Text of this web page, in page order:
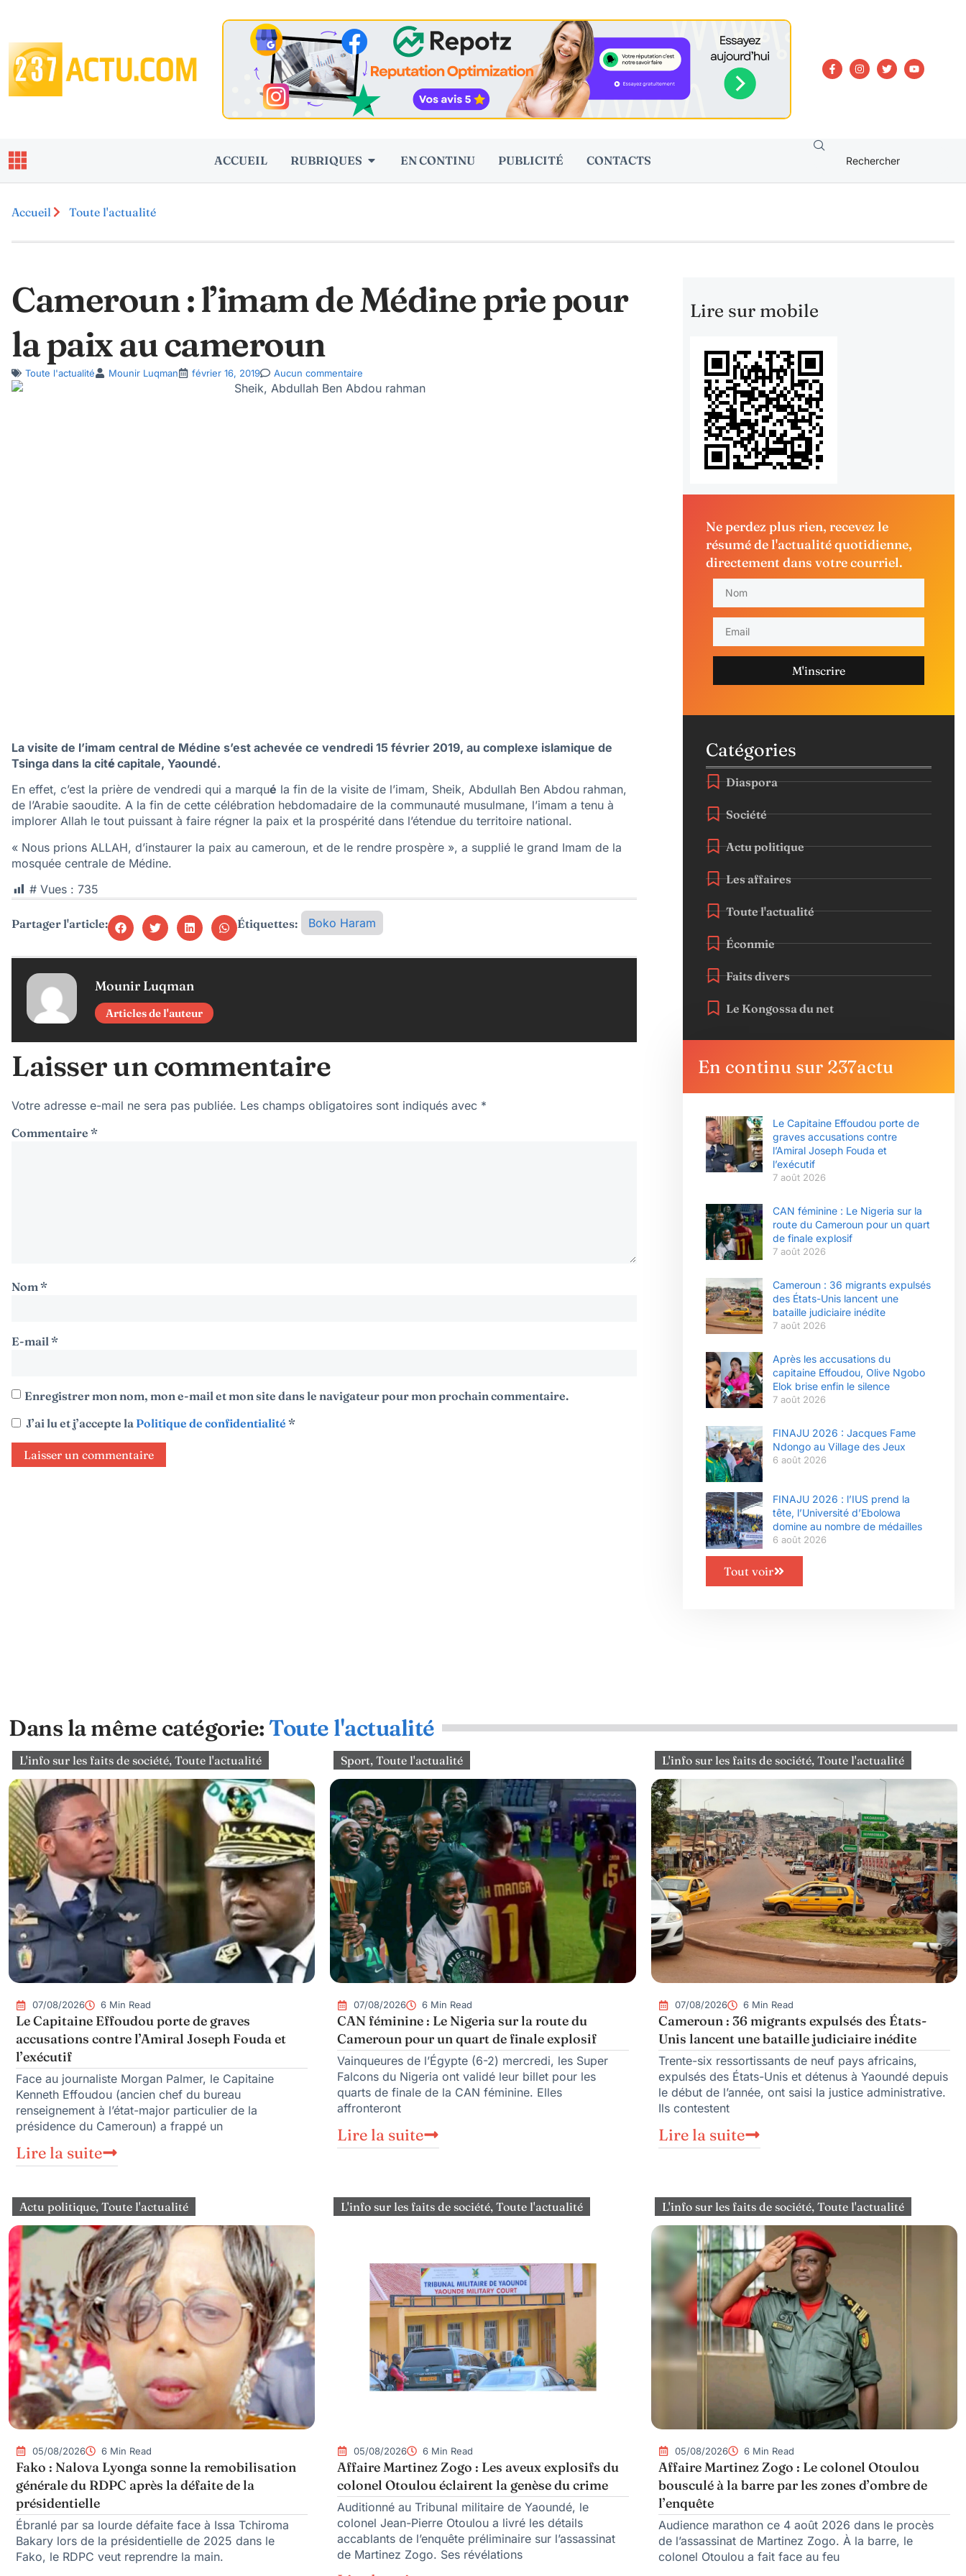
ACCUEIL RUBRIQUES EN CONTINU PUBLICITÉ CONTACTS
Accueil Toute l'actualité
Cameroun : l’imam de Médine prie pour
la paix au cameroun
Toute l'actualité Mounir Luqman février 16, 2019 Aucun commentaire
La visite de l’imam central de Médine s’est achevée ce vendredi 15 février 2019, au complexe islamique de
Tsinga dans la citécapitale, Yaoundé.
En effet, c’est la prière de vendredi qui a marqué la fin de la visite de l’imam, Sheik, Abdullah Ben Abdou rahman,
de l’Arabie saoudite. A la fin de cette célébration hebdomadaire de la communauté musulmane, l’imam a tenu à
implorer Allah le tout puissant à faire régner la paix et la prospérité dans l’étendue du territoire national.
« Nous prions ALLAH, d’instaurer la paix au cameroun, et de le rendre prospère », a supplié le grand Imam de la
mosquée centrale de Médine.
# Vues : 735
Partager l'article: Étiquettes: Boko Haram
Mounir Luqman
Articles de l'auteur
Laisser un commentaire
Votre adresse e-mail ne sera pas publiée. Les champs obligatoires sont indiqués avec *
Commentaire *
Nom *
E-mail *
Enregistrer mon nom, mon e-mail et mon site dans le navigateur pour mon prochain commentaire.
J’ai lu et j’accepte la Politique de confidentialité *
Lire sur mobile
Ne perdez plus rien, recevez le
résumé de l'actualité quotidienne,
directement dans votre courriel.
M'inscrire
Catégories
Diaspora
Société
Actu politique
Les affaires
Toute l'actualité
Éconmie
Faits divers
Le Kongossa du net
En continu sur 237actu
Le Capitaine Effoudou porte de
graves accusations contre
l’Amiral Joseph Fouda et
l’exécutif
7 août 2026
CAN féminine : Le Nigeria sur la
route du Cameroun pour un quart
de finale explosif
7 août 2026
Cameroun : 36 migrants expulsés
des États-Unis lancent une
bataille judiciaire inédite
7 août 2026
Après les accusations du
capitaine Effoudou, Olive Ngobo
Elok brise enfin le silence
7 août 2026
FINAJU 2026 : Jacques Fame
Ndongo au Village des Jeux
6 août 2026
FINAJU 2026 : l’IUS prend la
tête, l’Université d’Ebolowa
domine au nombre de médailles
6 août 2026
Tout voir
Dans la même catégorie: Toute l'actualité
L'info sur les faits de société, Toute l'actualité
07/08/2026 6 Min Read
Le Capitaine Effoudou porte de graves
accusations contre l’Amiral Joseph Fouda et
l’exécutif
Face au journaliste Morgan Palmer, le Capitaine
Kenneth Effoudou (ancien chef du bureau
renseignement à l’état-major particulier de la
présidence du Cameroun) a frappé un
Lire la suite
Sport, Toute l'actualité
07/08/2026 6 Min Read
CAN féminine : Le Nigeria sur la route du
Cameroun pour un quart de finale explosif
Vainqueures de l’Égypte (6-2) mercredi, les Super
Falcons du Nigeria ont validé leur billet pour les
quarts de finale de la CAN féminine. Elles
affronteront
Lire la suite
L'info sur les faits de société, Toute l'actualité
07/08/2026 6 Min Read
Cameroun : 36 migrants expulsés des États-
Unis lancent une bataille judiciaire inédite
Trente-six ressortissants de neuf pays africains,
expulsés des États-Unis et détenus à Yaoundé depuis
le début de l’année, ont saisi la justice administrative.
Ils contestent
Lire la suite
Actu politique, Toute l'actualité
05/08/2026 6 Min Read
Fako : Nalova Lyonga sonne la remobilisation
générale du RDPC après la défaite de la
présidentielle
Ébranlé par sa lourde défaite face à Issa Tchiroma
Bakary lors de la présidentielle de 2025 dans le
Fako, le RDPC veut reprendre la main.
L'info sur les faits de société, Toute l'actualité
05/08/2026 6 Min Read
Affaire Martinez Zogo : Les aveux explosifs du
colonel Otoulou éclairent la genèse du crime
Auditionné au Tribunal militaire de Yaoundé, le
colonel Jean-Pierre Otoulou a livré les détails
accablants de l’enquête préliminaire sur l’assassinat
de Martinez Zogo. Ses révélations
L'info sur les faits de société, Toute l'actualité
05/08/2026 6 Min Read
Affaire Martinez Zogo : Le colonel Otoulou
bousculé à la barre par les zones d’ombre de
l’enquête
Audience marathon ce 4 août 2026 dans le procès
de l’assassinat de Martinez Zogo. À la barre, le
colonel Otoulou a fait face au feu